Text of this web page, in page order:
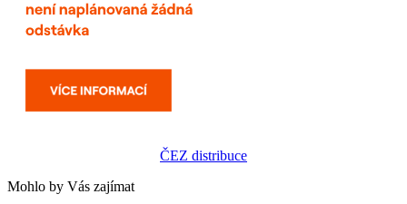
ČEZ distribuce
Mohlo by Vás zajímat